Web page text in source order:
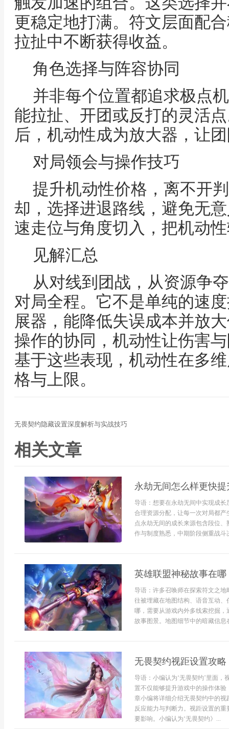
更稳定地打满。符文层面配
拉扯中不断获得收益。
角色选择与阵容协同
并非每个位置都追求极点
能拉扯、开团或反打的灵活
后，机动性成为放大器，让
对局领会与操作技巧
提升机动性价格，离不开
却，选择进退路线，避免无
速走位与角度切入，把机动
见解汇总
从对线到团战，从资源争
对局全程。它不是单纯的速
展器，能降低失误成本并放
操作的协同，机动性让伤害
基于这些表现，机动性在多
格与上限。
无畏契约隐藏设置深度解析与实战技巧
相关文章
永劫无间怎么样更快提
导语：想要在永劫无间中实现成
合理资源分配，让每一次对局都
点永劫无间的成长来源包含段位
作与制度熟悉，中期阶段侧重战
英雄联盟神秘故事在哪
导语：许多召唤师在探索符文之
往被埋藏在地图结构、语音互动
哪，需要从游戏内外多线索挖掘
故事图景。地图细节中的暗藏信
无畏契约视距设置攻略
导语：小编认为‘无畏契约’里面
置不仅能够提升游戏中的操作体
章小编将详细介绍无畏契约中的
反应能力与判断力。视距设置的
要影响。小编认为‘无畏契约》...